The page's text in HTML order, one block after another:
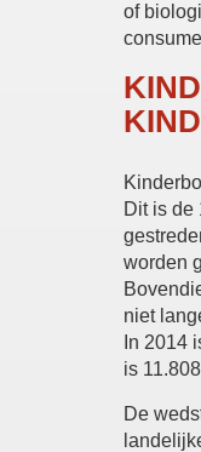
of
Dit is de
worden
niet
In 2014
is
De